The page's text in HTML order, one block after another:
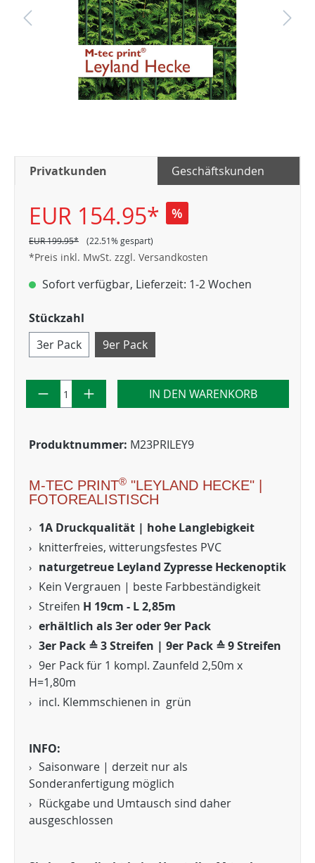
Privatkunden Geschäftskunden
EUR 154.95* %
EUR 199.95* (22.51% gespart)
*Preis inkl. MwSt. zzgl. Versandkosten
Sofort verfügbar, Lieferzeit: 1-2 Wochen
Stückzahl
3er Pack
9er Pack
IN DEN WARENKORB
Produktnummer: M23PRILEY9
M-TEC PRINT® "LEYLAND HECKE" |
FOTOREALISTISCH
1A Druckqualität | hohe Langlebigkeit
knitterfreies, witterungsfestes PVC
naturgetreue Leyland Zypresse Heckenoptik
Kein Vergrauen | beste Farbbeständigkeit
Streifen H 19cm - L 2,85m
erhältlich als 3er oder 9er Pack
3er Pack ≙ 3 Streifen | 9er Pack ≙ 9 Streifen
9er Pack für 1 kompl. Zaunfeld 2,50m x
H=1,80m
incl. Klemmschienen in grün
INFO:
Saisonware | derzeit nur als
Sonderanfertigung möglich
Rückgabe und Umtausch sind daher
ausgeschlossen